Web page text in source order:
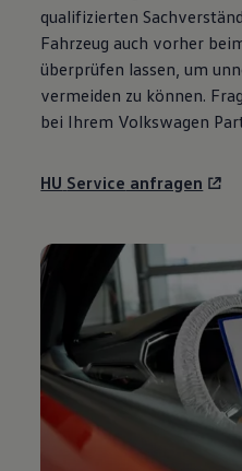
qualifizierten
Fahrzeug auch vorher
überprüfen lassen, um
vermeiden zu können.
bei Ihrem Volkswagen
HU Service anfragen